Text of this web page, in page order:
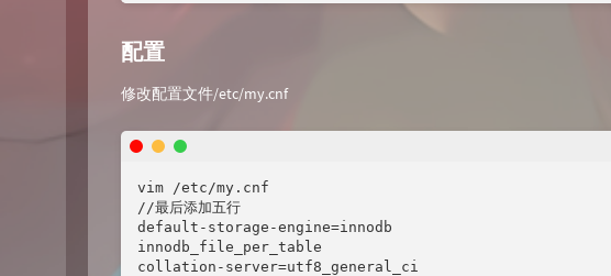
配置
修改配置文件/etc/my.cnf
vim /etc/my.cnf
//最后添加五行
default-storage-engine=innodb
innodb_file_per_table
collation-server=utf8_general_ci